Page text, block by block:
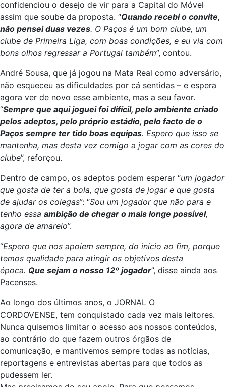
confidenciou o desejo de vir para a Capital do Móvel
assim que soube da proposta. “Quando recebi o convite,
não pensei duas vezes. O Paços é um bom clube, um
clube de Primeira Liga, com boas condições, e eu via com
bons olhos regressar a Portugal também”, contou.
André Sousa, que já jogou na Mata Real como adversário,
não esqueceu as dificuldades por cá sentidas – e espera
agora ver de novo esse ambiente, mas a seu favor.
“Sempre que aqui joguei foi difícil, pelo ambiente criado
pelos adeptos, pelo próprio estádio, pelo facto de o
Paços sempre ter tido boas equipas. Espero que isso se
mantenha, mas desta vez comigo a jogar com as cores do
clube”, reforçou.
Dentro de campo, os adeptos podem esperar “um jogador
que gosta de ter a bola, que gosta de jogar e que gosta
de ajudar os colegas”: “Sou um jogador que não para e
tenho essa ambição de chegar o mais longe possível,
agora de amarelo”.
“Espero que nos apoiem sempre, do início ao fim, porque
temos qualidade para atingir os objetivos desta
época. Que sejam o nosso 12º jogador”, disse ainda aos
Pacenses.
Ao longo dos últimos anos, o JORNAL O
CORDOVENSE, tem conquistado cada vez mais leitores.
Nunca quisemos limitar o acesso aos nossos conteúdos,
ao contrário do que fazem outros órgãos de
comunicação, e mantivemos sempre todas as notícias,
reportagens e entrevistas abertas para que todos as
pudessem ler.